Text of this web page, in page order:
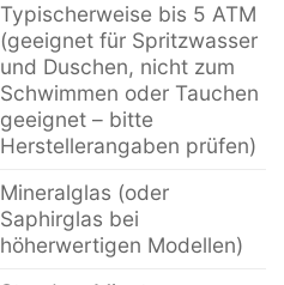
Typischerweise bis 5 ATM
(geeignet für Spritzwasser
und Duschen, nicht zum
Schwimmen oder Tauchen
geeignet – bitte
Herstellerangaben prüfen)
Mineralglas (oder
Saphirglas bei
höherwertigen Modellen)